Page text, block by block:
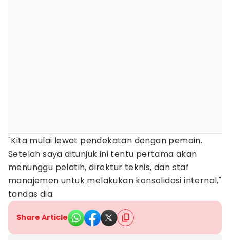
"Kita mulai lewat pendekatan dengan pemain.
Setelah saya ditunjuk ini tentu pertama akan
menunggu pelatih, direktur teknis, dan staf
manajemen untuk melakukan konsolidasi internal,"
tandas dia.
Share Article